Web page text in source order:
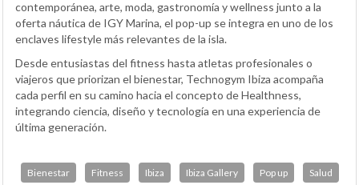
contemporánea, arte, moda, gastronomía y wellness junto a la
oferta náutica de IGY Marina, el pop-up se integra en uno de los
enclaves lifestyle más relevantes de la isla.
Desde entusiastas del fitness hasta atletas profesionales o
viajeros que priorizan el bienestar, Technogym Ibiza acompaña
cada perfil en su camino hacia el concepto de Healthness,
integrando ciencia, diseño y tecnología en una experiencia de
última generación.
Bienestar Fitness Ibiza Ibiza Gallery Pop up Salud